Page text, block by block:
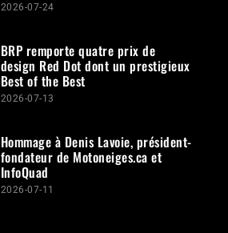
2026-07-24
BRP remporte quatre prix de
design Red Dot dont un prestigieux
Best of the Best
2026-07-13
Hommage à Denis Lavoie, président-
fondateur de Motoneiges.ca et
InfoQuad
2026-07-11